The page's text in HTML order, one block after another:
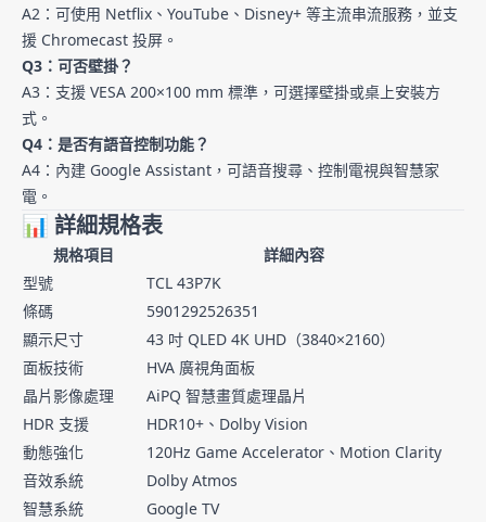
A2：可使用 Netflix、YouTube、Disney+ 等主流串流服務，並支
援 Chromecast 投屏。
Q3：可否壁掛？
A3：支援 VESA 200×100 mm 標準，可選擇壁掛或桌上安裝方
式。
Q4：是否有語音控制功能？
A4：內建 Google Assistant，可語音搜尋、控制電視與智慧家
電。
📊 詳細規格表
規格項目
詳細內容
型號
TCL 43P7K
條碼
5901292526351
顯示尺寸
43 吋 QLED 4K UHD（3840×2160）
面板技術
HVA 廣視角面板
晶片影像處理
AiPQ 智慧畫質處理晶片
HDR 支援
HDR10+、Dolby Vision
動態強化
120Hz Game Accelerator、Motion Clarity
音效系統
Dolby Atmos
智慧系統
Google TV